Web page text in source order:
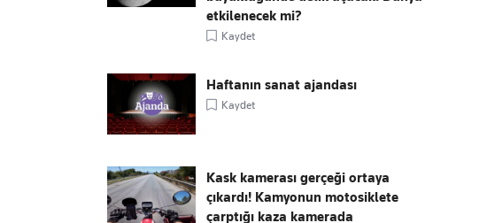
etkilenecek mi?
Kaydet
Haftanın sanat ajandası
Kaydet
Kask kamerası gerçeği ortaya
çıkardı! Kamyonun motosiklete
çarptığı kaza kamerada